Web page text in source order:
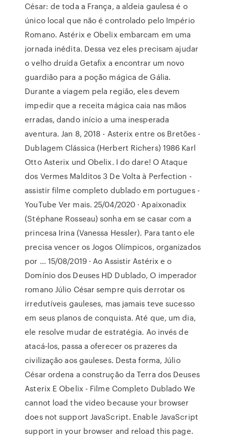
César: de toda a França, a aldeia gaulesa é o
único local que não é controlado pelo Império
Romano. Astérix e Obelix embarcam em uma
jornada inédita. Dessa vez eles precisam ajudar
o velho druída Getafix a encontrar um novo
guardião para a poção mágica de Gália.
Durante a viagem pela região, eles devem
impedir que a receita mágica caia nas mãos
erradas, dando início a uma inesperada
aventura. Jan 8, 2018 - Asterix entre os Bretões -
Dublagem Clássica (Herbert Richers) 1986 Karl
Otto Asterix und Obelix. I do dare! O Ataque
dos Vermes Malditos 3 De Volta à Perfection -
assistir filme completo dublado em portugues -
YouTube Ver mais. 25/04/2020 · Apaixonadix
(Stéphane Rosseau) sonha em se casar com a
princesa Irina (Vanessa Hessler). Para tanto ele
precisa vencer os Jogos Olímpicos, organizados
por … 15/08/2019 · Ao Assistir Astérix e o
Domínio dos Deuses HD Dublado, O imperador
romano Júlio César sempre quis derrotar os
irredutíveis gauleses, mas jamais teve sucesso
em seus planos de conquista. Até que, um dia,
ele resolve mudar de estratégia. Ao invés de
atacá-los, passa a oferecer os prazeres da
civilização aos gauleses. Desta forma, Júlio
César ordena a construção da Terra dos Deuses
Asterix E Obelix - Filme Completo Dublado We
cannot load the video because your browser
does not support JavaScript. Enable JavaScript
support in your browser and reload this page.